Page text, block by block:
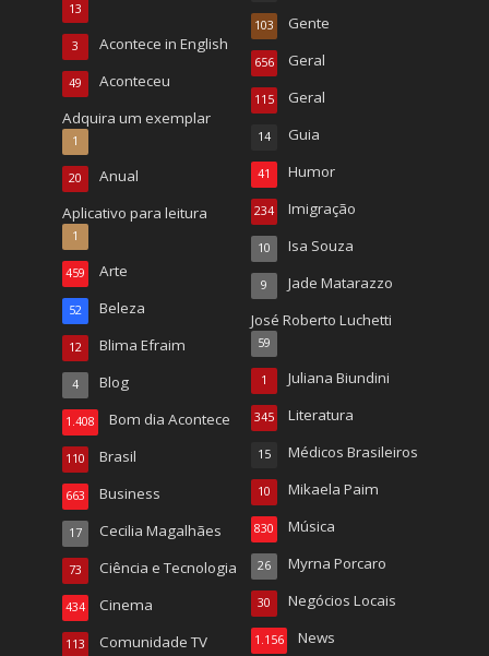
13
Acontece in English
3
Aconteceu
49
Adquira um exemplar
1
Anual
20
Aplicativo para leitura
1
Arte
459
Beleza
52
Blima Efraim
12
Blog
4
Bom dia Acontece
1.408
Brasil
110
Business
663
Cecilia Magalhães
17
Ciência e Tecnologia
73
Cinema
434
Comunidade TV
113
Gente
103
Geral
656
Geral
115
Guia
14
Humor
41
Imigração
234
Isa Souza
10
Jade Matarazzo
9
José Roberto Luchetti
59
Juliana Biundini
1
Literatura
345
Médicos Brasileiros
15
Mikaela Paim
10
Música
830
Myrna Porcaro
26
Negócios Locais
30
News
1.156